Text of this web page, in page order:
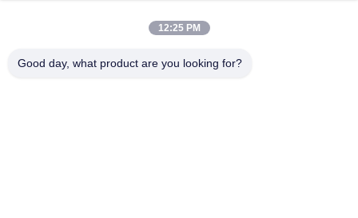
12:25 PM
Good day, what product are you looking for?